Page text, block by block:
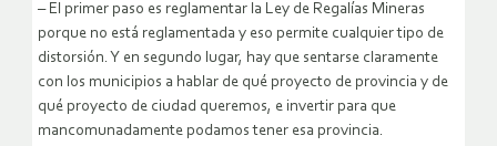
– El primer paso es reglamentar la Ley de Regalías Mineras
porque no está reglamentada y eso permite cualquier tipo de
distorsión. Y en segundo lugar, hay que sentarse claramente
con los municipios a hablar de qué proyecto de provincia y de
qué proyecto de ciudad queremos, e invertir para que
mancomunadamente podamos tener esa provincia.